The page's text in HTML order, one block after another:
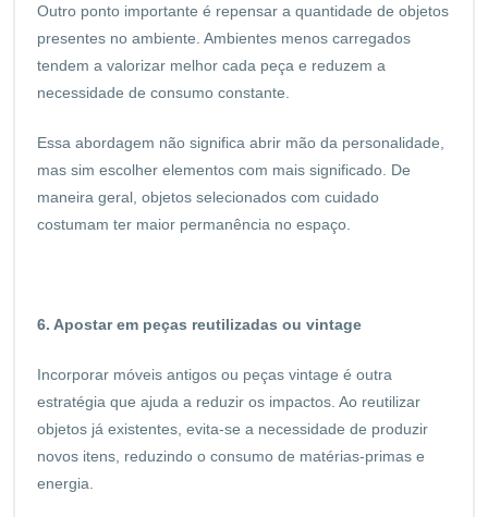
Outro ponto importante é repensar a quantidade de objetos
presentes no ambiente. Ambientes menos carregados
tendem a valorizar melhor cada peça e reduzem a
necessidade de consumo constante.
Essa abordagem não significa abrir mão da personalidade,
mas sim escolher elementos com mais significado. De
maneira geral, objetos selecionados com cuidado
costumam ter maior permanência no espaço.
6. Apostar em peças reutilizadas ou vintage
Incorporar móveis antigos ou peças vintage é outra
estratégia que ajuda a reduzir os impactos. Ao reutilizar
objetos já existentes, evita-se a necessidade de produzir
novos itens, reduzindo o consumo de matérias-primas e
energia.